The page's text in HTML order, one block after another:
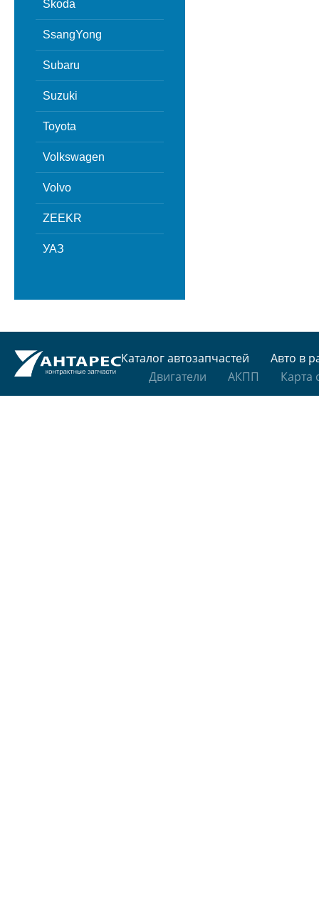
Skoda
SsangYong
Subaru
Suzuki
Toyota
Volkswagen
Volvo
ZEEKR
УАЗ
Каталог автозапчастей
Авто в
Двигатели
АКПП Карта